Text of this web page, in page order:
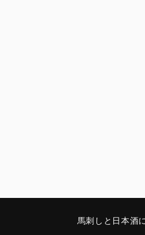
馬刺しと日本酒